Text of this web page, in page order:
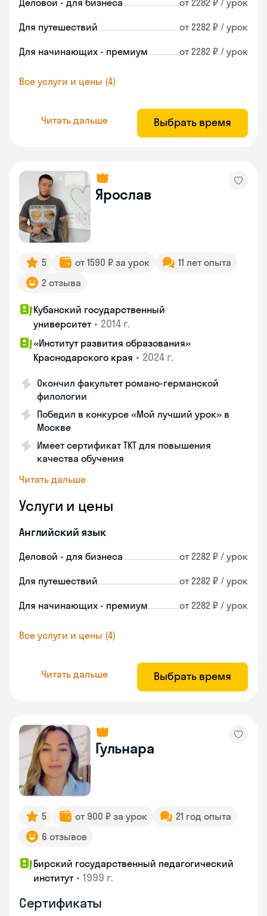
Деловой - для бизнеса от 2282 ₽ / урок
Для путешествий от 2282 ₽ / урок
Для начинающих - премиум от 2282 ₽ / урок
Все услуги и цены (4)
Читать дальше Выбрать время
Ярослав
5 от 1590 ₽ за урок
11 лет опыта
2 отзыва
Кубанский государственный
университет • 2014 г.
«Институт развития образования»
Краснодарского края • 2024 г.
Окончил факультет романо-германской
филологии
Победил в конкурсе «Мой лучший урок» в
Москве
Имеет сертификат TKT для повышения
качества обучения
Читать дальше
Услуги и цены
Английский язык
Деловой - для бизнеса от 2282 ₽ / урок
Для путешествий от 2282 ₽ / урок
Для начинающих - премиум от 2282 ₽ / урок
Все услуги и цены (4)
Читать дальше Выбрать время
Гульнара
5 от 900 ₽ за урок
21 год опыта
6 отзывов
Бирский государственный педагогический
институт • 1999 г.
Сертификаты